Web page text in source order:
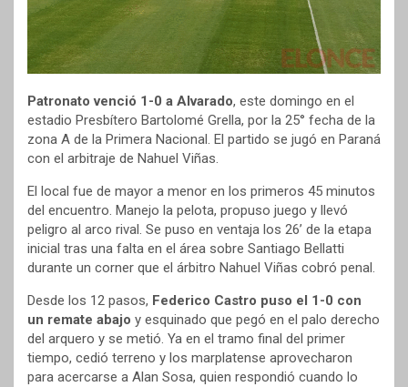
Patronato venció 1-0 a Alvarado, este domingo en el
estadio Presbítero Bartolomé Grella, por la 25° fecha de la
zona A de la Primera Nacional. El partido se jugó en Paraná
con el arbitraje de Nahuel Viñas.
El local fue de mayor a menor en los primeros 45 minutos
del encuentro. Manejo la pelota, propuso juego y llevó
peligro al arco rival. Se puso en ventaja los 26’ de la etapa
inicial tras una falta en el área sobre Santiago Bellatti
durante un corner que el árbitro Nahuel Viñas cobró penal.
Desde los 12 pasos, Federico Castro puso el 1-0 con
un remate abajo y esquinado que pegó en el palo derecho
del arquero y se metió. Ya en el tramo final del primer
tiempo, cedió terreno y los marplatense aprovecharon
para acercarse a Alan Sosa, quien respondió cuando lo